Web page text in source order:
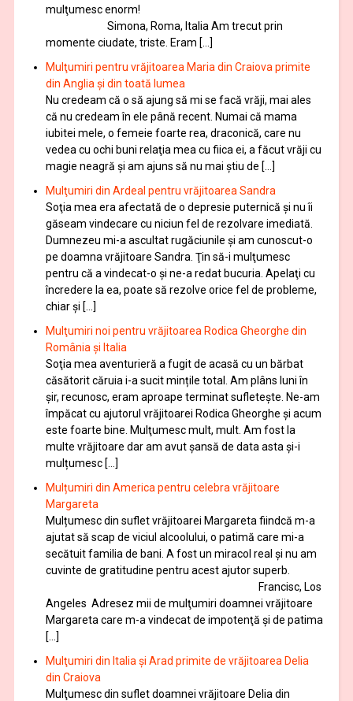
mulţumesc enorm!
Simona, Roma, Italia Am trecut prin
momente ciudate, triste. Eram […]
Mulţumiri pentru vrăjitoarea Maria din Craiova primite
din Anglia și din toată lumea
Nu credeam că o să ajung să mi se facă vrăji, mai ales
că nu credeam în ele până recent. Numai că mama
iubitei mele, o femeie foarte rea, draconică, care nu
vedea cu ochi buni relaţia mea cu fiica ei, a făcut vrăji cu
magie neagră şi am ajuns să nu mai ştiu de […]
Mulţumiri din Ardeal pentru vrăjitoarea Sandra
Soţia mea era afectată de o depresie puternică şi nu îi
găseam vindecare cu niciun fel de rezolvare imediată.
Dumnezeu mi-a ascultat rugăciunile şi am cunoscut-o
pe doamna vrăjitoare Sandra. Ţin să-i mulţumesc
pentru că a vindecat-o şi ne-a redat bucuria. Apelaţi cu
încredere la ea, poate să rezolve orice fel de probleme,
chiar şi […]
Mulţumiri noi pentru vrăjitoarea Rodica Gheorghe din
România și Italia
Soţia mea aventurieră a fugit de acasă cu un bărbat
căsătorit căruia i-a sucit mințile total. Am plâns luni în
șir, recunosc, eram aproape terminat sufletește. Ne-am
împăcat cu ajutorul vrăjitoarei Rodica Gheorghe şi acum
este foarte bine. Mulţumesc mult, mult. Am fost la
multe vrăjitoare dar am avut șansă de data asta și-i
mulțumesc […]
Mulțumiri din America pentru celebra vrăjitoare
Margareta
Mulțumesc din suflet vrăjitoarei Margareta fiindcă m-a
ajutat să scap de viciul alcoolului, o patimă care mi-a
secătuit familia de bani. A fost un miracol real și nu am
cuvinte de gratitudine pentru acest ajutor superb.
Francisc, Los
Angeles Adresez mii de mulţumiri doamnei vrăjitoare
Margareta care m-a vindecat de impotenţă şi de patima
[…]
Mulţumiri din Italia și Arad primite de vrăjitoarea Delia
din Craiova
Mulţumesc din suflet doamnei vrăjitoare Delia din